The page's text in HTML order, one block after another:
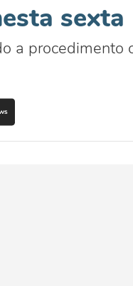
sexta
a procedimento